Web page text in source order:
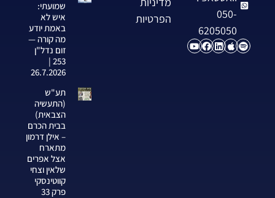
050-
6205050
הפרטיות
שמועתי:
איש לא
באמת יודע
מה קורה —
זום נדל"ן
253 |
26.7.2026
תע"ש
(התעשיה
הצבאית)
בבית הכרם
– אילן דרמון
מתארח
אצל אפרים
שלאין וצחי
קווטינסקי
פרק 33